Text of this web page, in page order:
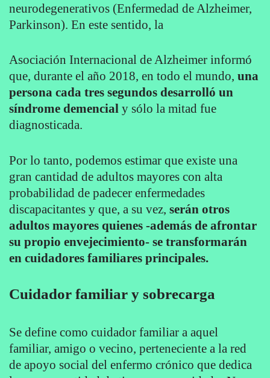
neurodegenerativos (Enfermedad de Alzheimer,
Parkinson). En este sentido, la
Asociación Internacional de Alzheimer informó
que, durante el año 2018, en todo el mundo, una
persona cada tres segundos desarrolló un
síndrome demencial y sólo la mitad fue
diagnosticada.
Por lo tanto, podemos estimar que existe una
gran cantidad de adultos mayores con alta
probabilidad de padecer enfermedades
discapacitantes y que, a su vez, serán otros
adultos mayores quienes -además de afrontar
su propio envejecimiento- se transformarán
en cuidadores familiares principales.
Cuidador familiar y sobrecarga
Se define como cuidador familiar a aquel
familiar, amigo o vecino, perteneciente a la red
de apoyo social del enfermo crónico que dedica